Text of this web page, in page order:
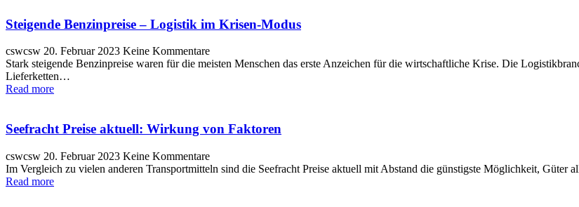
Steigende Benzinpreise – Logistik im Krisen-Modus
cswcsw 20. Februar 2023 Keine Kommentare
Stark steigende Benzinpreise waren für die meisten Menschen das erste Anzeichen für die wirtschaftliche Krise. Die
Lieferketten…
Read more
Seefracht Preise aktuell: Wirkung von Faktoren
cswcsw 20. Februar 2023 Keine Kommentare
Im Vergleich zu vielen anderen Transportmitteln sind die Seefracht Preise aktuell mit Abstand die günstigste Möglichkeit,
Read more